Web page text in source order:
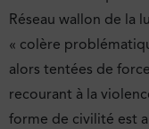
Réseau wallon de la
« colère
alors tentées de
recourant à la
forme de civilité est